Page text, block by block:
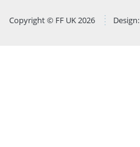
Copyright © FF UK 2026 Design: